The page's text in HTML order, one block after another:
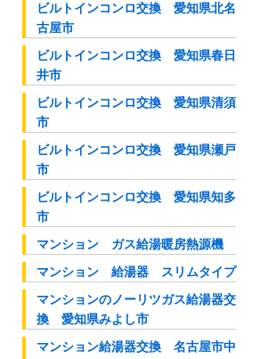
ビルトインコンロ交換 愛知県北名
古屋市
ビルトインコンロ交換 愛知県春日
井市
ビルトインコンロ交換 愛知県清須
市
ビルトインコンロ交換 愛知県瀬戸
市
ビルトインコンロ交換 愛知県知多
市
マンション ガス給湯暖房熱源機
マンション 給湯器 スリムタイプ
マンションのノーリツガス給湯器交
換 愛知県みよし市
マンション給湯器交換 名古屋市中